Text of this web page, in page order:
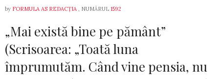
by FORMULA AS REDACȚIA , NUMĂRUL 1592
„Mai există bine pe pământ”
(Scrisoarea: „Toată luna
împrumutăm. Când vine pensia, nu